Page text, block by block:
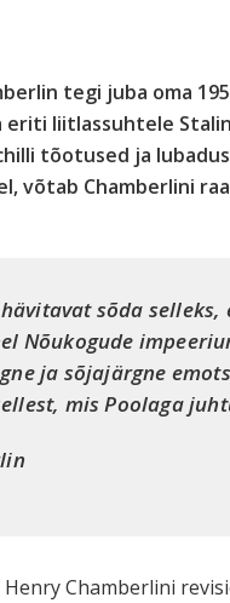
tegi juba oma
eriti liitlassuhtele
tõotused ja
võtab Chamberlini
sõda
Nõukogude
ja sõjajärgne
mis Poolaga
Chamberlini